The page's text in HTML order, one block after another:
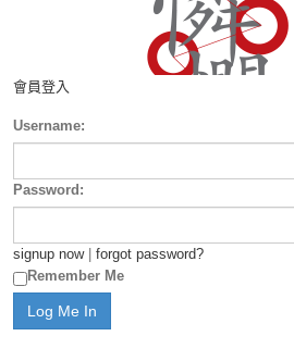
會員登入
Username:
Password:
signup now| forgot password?
Remember Me